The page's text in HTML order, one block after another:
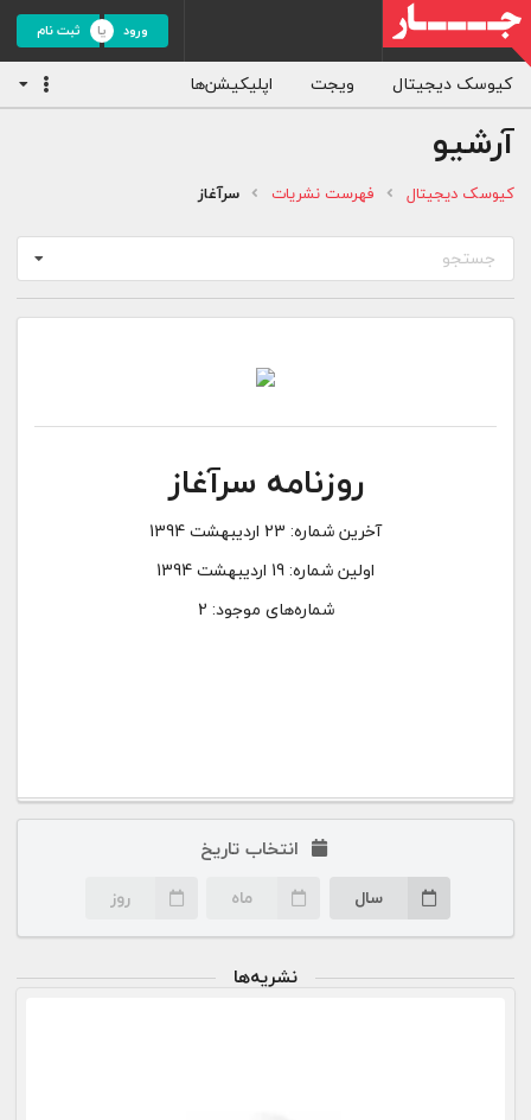
ورود ثبت نام
کیوسک دیجیتال ویجت اپلیکیشن‌ها
آرشیو
کیوسک دیجیتال فهرست نشریات سرآغاز
جستجو
روزنامه سرآغاز
آخرین شماره: 23 اردیبهشت 1394
اولین شماره:19 اردیبهشت 1394
شماره‌های موجود: 2
انتخاب تاریخ
سال ماه روز
نشریه‌ها